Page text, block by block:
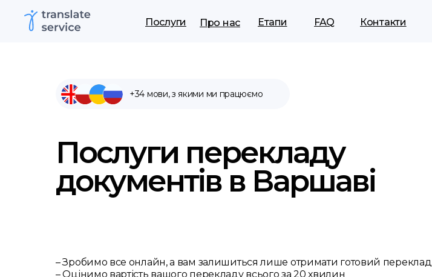
Послуги Про нас Етапи FAQ Контакти
Послуги перекладу
документів в Варшаві
– Зробимо все онлайн, а вам залишиться лише отримати готовий переклад
– Оцінимо вартість вашого перекладу всього за 20 хвилин
+34 мови, з якими ми працюємо